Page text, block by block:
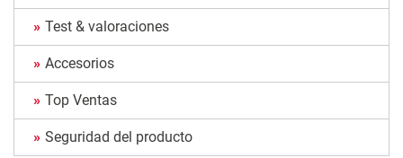
Test & valoraciones
Accesorios
Top Ventas
Seguridad del producto